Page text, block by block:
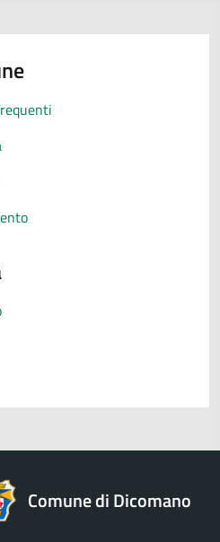
Comune di Dicomano